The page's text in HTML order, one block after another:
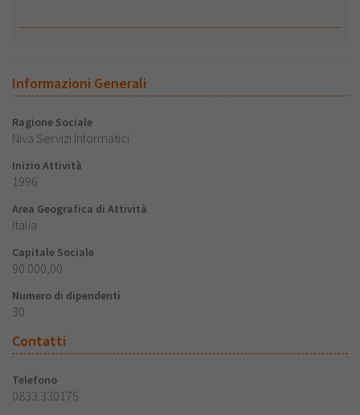
Informazioni Generali
Ragione Sociale
Niva Servizi Informatici
Inizio Attività
1996
Area Geografica di Attività
Italia
Capitale Sociale
90.000,00
Numero di dipendenti
30
Contatti
Telefono
0833.330175